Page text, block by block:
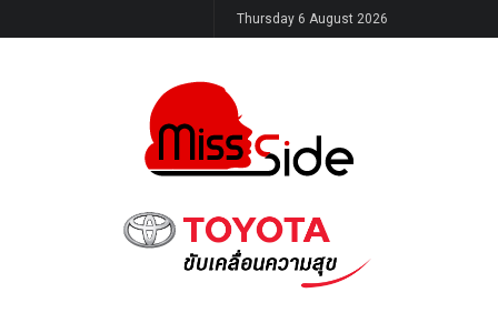
Thursday 6 August 2026